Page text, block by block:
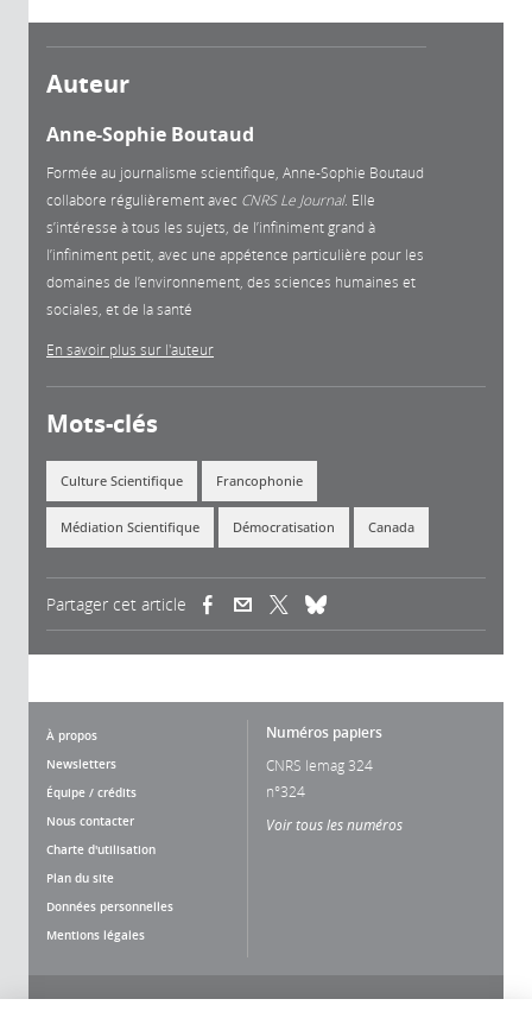
Auteur
Anne-Sophie Boutaud
Formée au journalisme scientifique, Anne-Sophie Boutaud
collabore régulièrement avec CNRS Le Journal. Elle
s’intéresse à tous les sujets, de l’infiniment grand à
l’infiniment petit, avec une appétence particulière pour les
domaines de l’environnement, des sciences humaines et
sociales, et de la santé
En savoir plus sur l'auteur
Mots-clés
Culture Scientifique Francophonie
Médiation Scientifique Démocratisation Canada
Partager cet article (link is external)(link is external)
À propos
Newsletters
Équipe / crédits
Nous contacter
Charte d'utilisation
Plan du site
Données personnelles
Mentions légales
Numéros papiers
CNRS lemag 324
n°324
Voir tous les numéros